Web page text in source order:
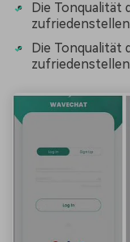
Die
Die Tonqualität